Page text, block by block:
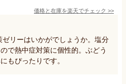
価格と在庫を楽天でチェック >>
リーはいかがでしょうか。塩分
で熱中症対策に個性的。ぶどう
もぴったりです。